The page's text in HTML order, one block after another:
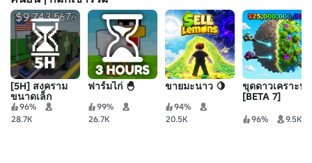
[5H] สงคราม
ขนาดเล็ก
96%
28.7K
ฟาร์มไก่ 🐣
99%
26.7K
ขายมะนาว 🍋
94%
20.5K
ขุดดาวเคราะห์!
[BETA 7]
96% 9.5K